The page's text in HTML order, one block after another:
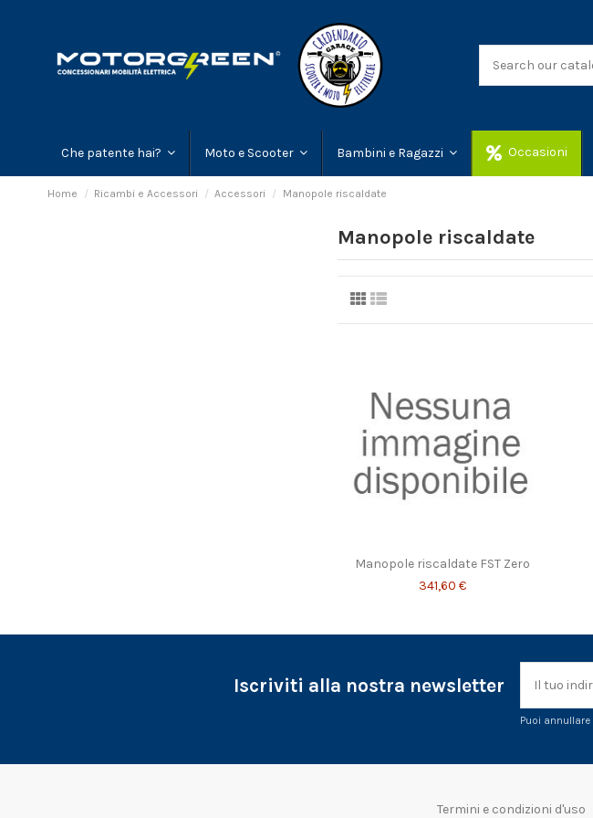
Che patente hai? Moto e Scooter Bambini e Ragazzi Occasioni
Home Ricambi e Accessori Accessori Manopole riscaldate
Manopole riscaldate
Manopole riscaldate FST Zero
341,60 €
Iscriviti alla nostra newsletter
Puoi
Termini e condizioni d'uso